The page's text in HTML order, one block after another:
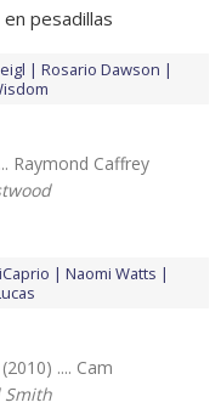
pesadillas
Rosario Dawson
Raymond Caffrey
Naomi Watts
(2010) .... Cam
Smith